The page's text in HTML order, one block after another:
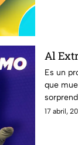
Al
Es un
que
17 abril,